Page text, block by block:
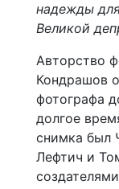
надежды
Великой
Авторство
Кондрашов
фотографа
долгое
снимка был
Лефтич и